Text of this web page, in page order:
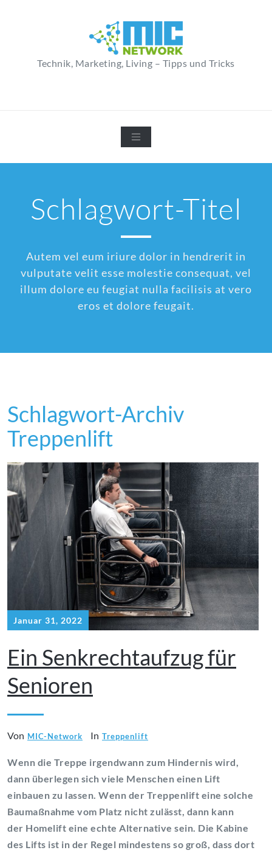
Technik, Marketing, Living – Tipps und Tricks
Schlagwort-Titel
Autem vel eum iriure dolor in hendrerit in
vulputate velit esse molestie consequat, vel
illum dolore eu feugiat nulla facilisis at vero
eros et dolore feugait.
Schlagwort-Archiv
Treppenlift
Januar 31, 2022
Ein Senkrechtaufzug für
Senioren
Von MIC-Network In Treppenlift
Wenn die Treppe irgendwann zum Hindernis wird,
dann überlegen sich viele Menschen einen Lift
einbauen zu lassen. Wenn der Treppenlift eine solche
Baumaßnahme vom Platz nicht zulässt, dann kann
der Homelift eine echte Alternative sein. Die Kabine
des Lifts ist in der Regel mindestens so groß, dass dort